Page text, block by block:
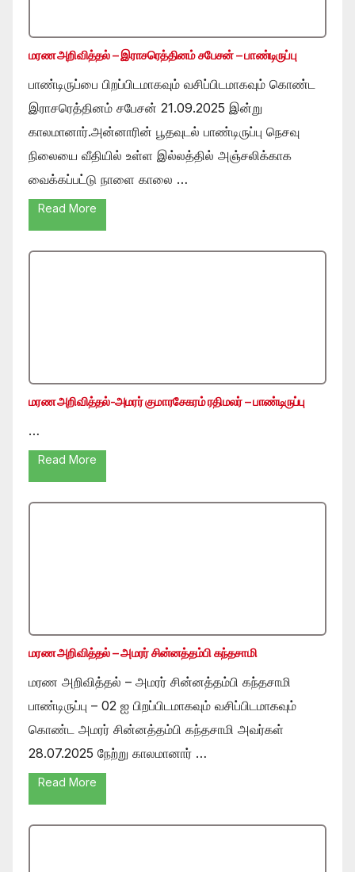
மரண அறிவித்தல் – இராசரெத்தினம் சபேசன் – பாண்டிருப்பு
பாண்டிருப்பை பிறப்பிடமாகவும் வசிப்பிடமாகவும் கொண்ட
இராசரெத்தினம் சபேசன் 21.09.2025 இன்று
காலமானார்.அன்னாரின் பூதவுடல் பாண்டிருப்பு நெசவு
நிலையை வீதியில் உள்ள இல்லத்தில் அஞ்சலிக்காக
வைக்கப்பட்டு நாளை காலை …
Read More
மரண அறிவித்தல்-அமரர் குமாரசேகரம் ரதிமலர் – பாண்டிருப்பு
…
Read More
மரண அறிவித்தல் – அமரர் சின்னத்தம்பி கந்தசாமி
மரண அறிவித்தல் – அமரர் சின்னத்தம்பி கந்தசாமி
பாண்டிருப்பு – 02 ஐ பிறப்பிடமாகவும் வசிப்பிடமாகவும்
கொண்ட அமரர் சின்னத்தம்பி கந்தசாமி அவர்கள்
28.07.2025 நேற்று காலமானார் …
Read More